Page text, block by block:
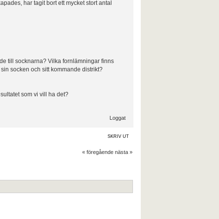
har tagit bort ett mycket stort antal
till socknarna? Vilka fornlämningar finns
socken och sitt kommande distrikt?
som vi vill ha det?
Loggat
SKRIV UT
« föregående nästa »